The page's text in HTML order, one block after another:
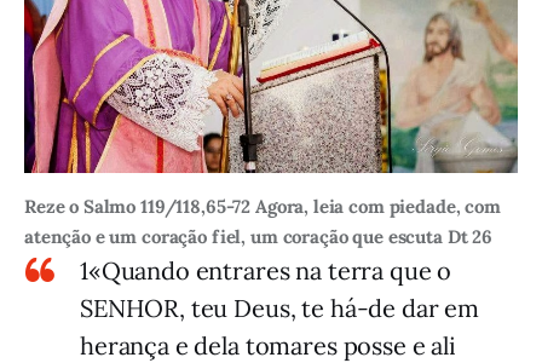
Reze o Salmo 119/118,65-72 Agora, leia com piedade, com
atenção e um coração fiel, um coração que escuta Dt 26
1«Quando entrares na terra que o
SENHOR, teu Deus, te há-de dar em
herança e dela tomares posse e ali